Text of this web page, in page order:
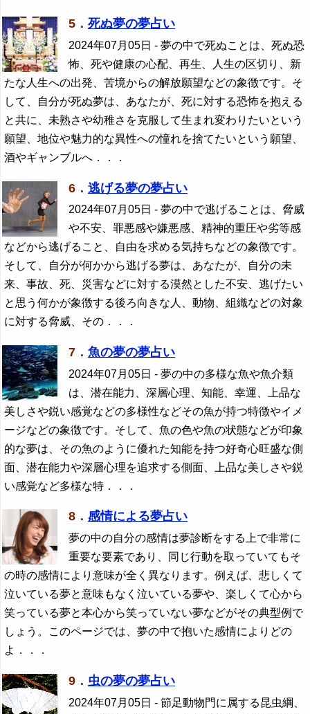
5． 死ぬ夢の夢占い
2024年07月05日 - 夢の中で死ぬことは、死ぬ恐
怖、死や健康の心配、再生、人生の区切り、新
たな人生への出発、苦境からの解放願望などの象徴です。そ
して、自分が死ぬ夢は、あなたが、死に対する恐怖を抱える
と共に、未熟さや幼稚さを克服して生まれ変わりたいという
願望、地位や魅力的な異性への憧れを捨てたいという願望、
酒やギャンブルへ．．．
6． 逃げる夢の夢占い
2024年07月05日 - 夢の中で逃げることは、脅威
や不安、罪悪感や嫌悪感、精神的重圧や劣等感
などから逃げること、自由を求める気持ちなどの象徴です。
そして、自分が何かから逃げる夢は、あなたが、自分の未
来、事故、死、災害などに対する漠然とした不安、逃げたい
と思う何かが象徴する後ろ向きな人、動物、組織などの対象
に対する脅威、その．．．
7． 魚の夢の夢占い
2024年07月05日 - 夢の中の多様な魚や魚介類
は、潜在能力、深層心理、知能、幸運、上品な
美しさや鋭い感覚などの多様性などその魚が持つ特徴やイメ
ージなどの象徴です。そして、魚の色や魚の状態などが印象
的な夢は、その魚のように優れた知能を持つ好奇心旺盛な側
面、潜在能力や深層心理を追求する側面、上品な美しさや鋭
い感覚など多様な特．．．
8． 感情による夢占い
夢の中の自分の感情は夢診断をする上で非常に
重要な要素であり、同じ行動を取っていてもそ
の時の感情により意味が全く異なります。例えば、悲しくて
泣いている夢と意味もなく泣いている夢や、楽しくて心から
笑っている夢と本心から笑っていない夢などがその典型例で
しょう。このページでは、夢の中で抱いた感情によりどの
よ．．．
9． 虫の夢の夢占い
2024年07月05日 - 節足動物門に属する昆虫綱、